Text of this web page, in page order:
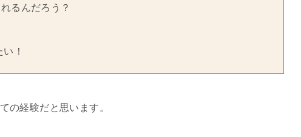
るんだろう？
！
の経験だと思います。